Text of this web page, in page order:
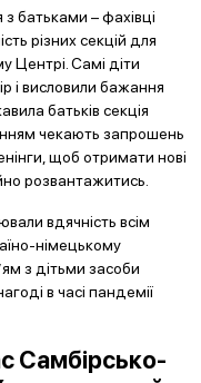
з батьками – фахівці
різних секцій для
Центрі. Самі діти
і висловили бажання
батьків секція
чекають запрошень
щоб отримати нові
розвантажитись.
вдячність всім
німецькому
з дітьми засоби
в часі пандемії
Самбірсько-